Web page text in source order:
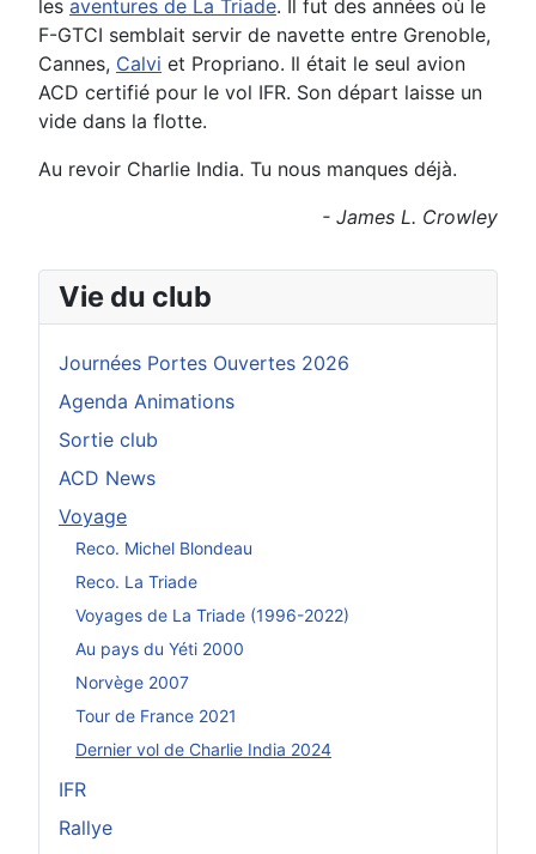
Vie du club
Journées Portes Ouvertes 2026
Agenda Animations
Sortie club
ACD News
Voyage
Reco. Michel Blondeau
Reco. La Triade
Voyages de La Triade (1996-2022)
Au pays du Yéti 2000
Norvège 2007
Tour de France 2021
Dernier vol de Charlie India 2024
IFR
Rallye
les aventures de La Triade. Il fut des années où le
F-GTCI semblait servir de navette entre Grenoble,
Cannes, Calvi et Propriano. Il était le seul avion
ACD certifié pour le vol IFR. Son départ laisse un
vide dans la flotte.
Au revoir Charlie India. Tu nous manques déjà.
- James L. Crowley